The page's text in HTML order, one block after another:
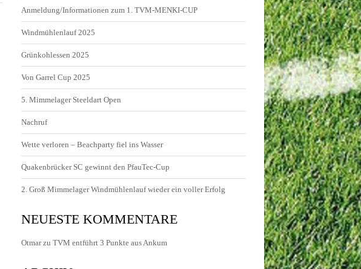
Anmeldung/Informationen zum 1. TVM-MENKI-CUP
Windmühlenlauf 2025
Grünkohlessen 2025
Von Garrel Cup 2025
5. Mimmelager Steeldart Open
Nachruf
Wette verloren – Beachparty fiel ins Wasser
Quakenbrücker SC gewinnt den PfauTec-Cup
2. Groß Mimmelager Windmühlenlauf wieder ein voller Erfolg
NEUESTE KOMMENTARE
OtmarzuTVM entführt 3 Punkte aus Ankum